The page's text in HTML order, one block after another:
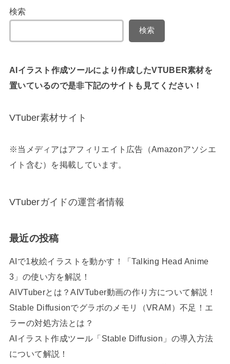
検索
検索
AIイラスト作成ツールにより作成したVTUBER素材を
置いているので是非下記のサイトも見てください！
VTuber素材サイト
※当メディアはアフィリエイト広告（Amazonアソシエ
イト含む）を掲載しています。
VTuberガイドの運営者情報
最近の投稿
AIで1枚絵イラストを動かす！「Talking Head Anime
3」の使い方を解説！
AIVTuberとは？AIVTuber動画の作り方について解説！
Stable Diffusionでグラボのメモリ（VRAM）不足！エ
ラーの対処方法とは？
AIイラスト作成ツール「Stable Diffusion」の導入方法
について解説！